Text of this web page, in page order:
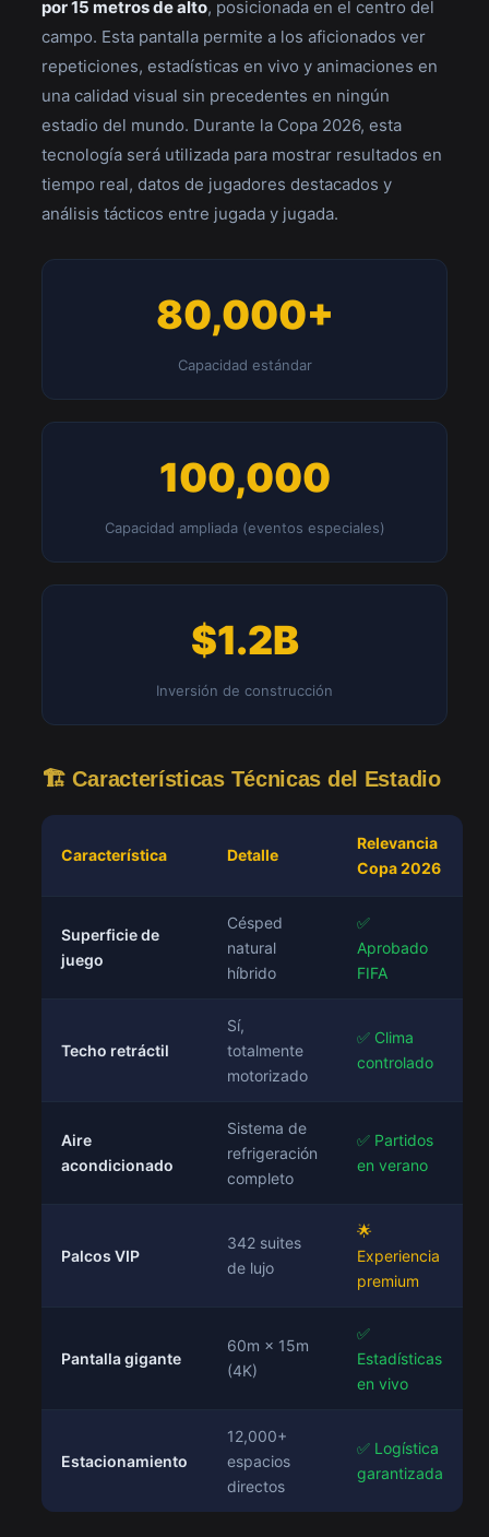
por 15 metros de alto, posicionada en el centro del
campo. Esta pantalla permite a los aficionados ver
repeticiones, estadísticas en vivo y animaciones en
una calidad visual sin precedentes en ningún
estadio del mundo. Durante la Copa 2026, esta
tecnología será utilizada para mostrar resultados en
tiempo real, datos de jugadores destacados y
análisis tácticos entre jugada y jugada.
80,000+
Capacidad estándar
100,000
Capacidad ampliada (eventos especiales)
$1.2B
Inversión de construcción
🏗️ Características Técnicas del Estadio
Característica Detalle
Relevancia
Copa 2026
Superficie de
juego
Césped
natural
híbrido
✅
Aprobado
FIFA
Techo retráctil
Sí,
totalmente
motorizado
✅ Clima
controlado
Aire
acondicionado
Sistema de
refrigeración
completo
✅ Partidos
en verano
Palcos VIP
342 suites
de lujo
🌟
Experiencia
premium
Pantalla gigante
60m × 15m
(4K)
✅
Estadísticas
en vivo
Estacionamiento
12,000+
espacios
directos
✅ Logística
garantizada